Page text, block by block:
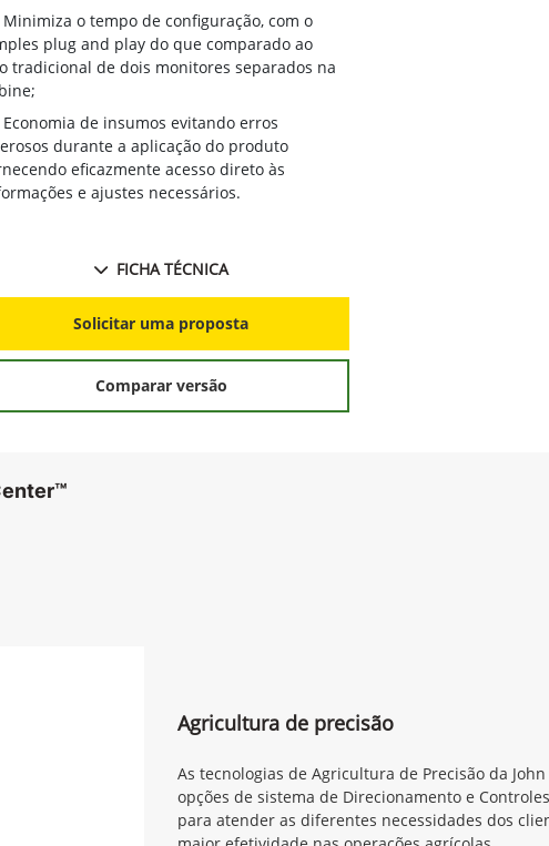
Minimiza o tempo de configuração, com o
plug and play do que comparado ao
tradicional de dois monitores separados na
Economia de insumos evitando erros
durante a aplicação do produto
eficazmente acesso direto às
e ajustes necessários.
FICHA TÉCNICA
Solicitar uma proposta
Comparar versão
Agricultura de precisão
As tecnologias de Agricultura de Precisão da
opções de sistema de Direcionamento e
para atender as diferentes necessidades dos